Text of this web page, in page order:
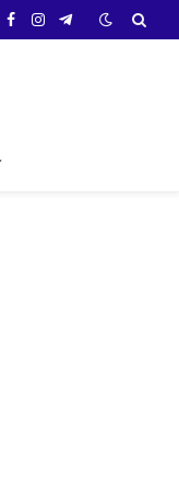
Facebook
Instagram
Telegram